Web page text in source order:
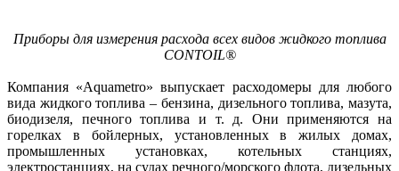
Приборы для измерения расхода всех видов жидкого топлива
CONTOIL®
Компания «Aquametro» выпускает расходомеры для любого
вида жидкого топлива – бензина, дизельного топлива, мазута,
биодизеля, печного топлива и т. д. Они применяются на
горелках в бойлерных, установленных в жилых домах,
промышленных установках, котельных станциях,
электростанциях, на судах речного/морского флота, дизельных